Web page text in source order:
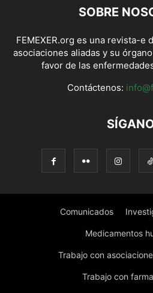
SOBRE
FEMEXER.org es una revista-e
asociaciones aliadas y su
favor de las
Contáctenos:
Comunicados
Medicamentos
Trabajo con
Trabajo con